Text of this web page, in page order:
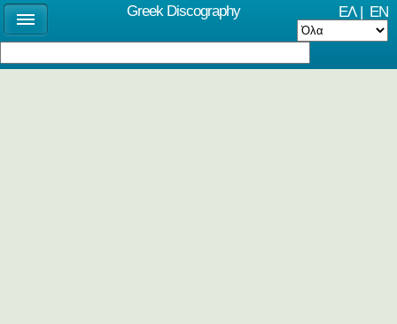
ΕΛ| EN
Greek Discography